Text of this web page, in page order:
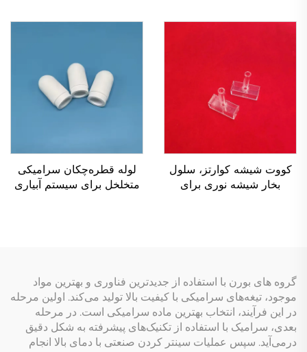
کووت شیشه کوارتز، سلول
بخار شیشه نوری برای
لوله قطره‌چکان سرامیکی
متخلخل برای سیستم آبیاری
گروه های بورن با استفاده از جدیدترین فناوری و بهترین مواد
موجود، تیغه‌های سرامیکی با کیفیت بالا تولید می‌کند. اولین مرحله
در این فرآیند، انتخاب بهترین ماده سرامیکی است. در مرحله
بعدی، سرامیک با استفاده از تکنیک‌های پیشرفته به شکل دقیق
درمی‌آید. سپس عملیات سینتر کردن صنعتی با دمای بالا انجام